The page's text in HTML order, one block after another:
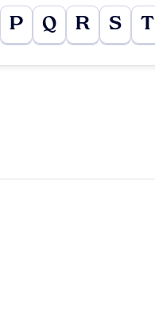
P Q R S T